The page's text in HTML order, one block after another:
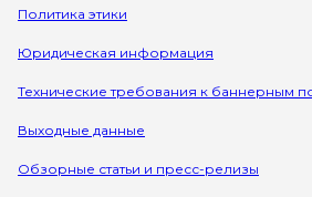
Политика этики
Юридическая информация
Технические требования к баннерным
Выходные данные
Обзорные статьи и пресс-релизы